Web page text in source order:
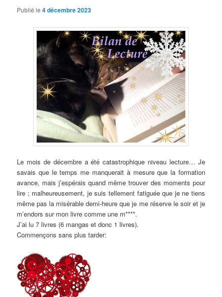
Publié le4 décembre 2023
Le mois de décembre a été catastrophique niveau lecture… Je
savais que le temps me manquerait à mesure que la formation
avance, mais j’espérais quand même trouver des moments pour
lire ; malheureusement, je suis tellement fatiguée que je ne tiens
même pas la misérable demi-heure que je me réserve le soir et je
m’endors sur mon livre comme une m****.
J’ai lu 7 livres (6 mangas et donc 1 livres).
Commençons sans plus tarder: